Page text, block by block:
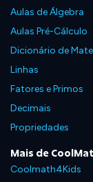
Aulas de Álgebra
Aulas Pré-Cálculo
Dicionário de
Linhas
Fatores e Primos
Decimais
Propriedades
Mais de
Coolmath4Kids